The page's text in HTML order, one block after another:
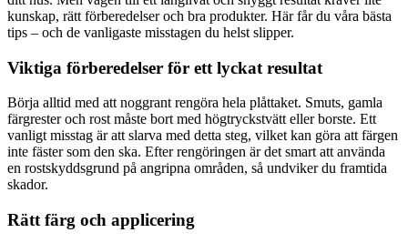
kunskap, rätt förberedelser och bra produkter. Här får du våra bästa
tips – och de vanligaste misstagen du helst slipper.
Viktiga förberedelser för ett lyckat resultat
Börja alltid med att noggrant rengöra hela plåttaket. Smuts, gamla
färgrester och rost måste bort med högtryckstvätt eller borste. Ett
vanligt misstag är att slarva med detta steg, vilket kan göra att färgen
inte fäster som den ska. Efter rengöringen är det smart att använda
en rostskyddsgrund på angripna områden, så undviker du framtida
skador.
Rätt färg och applicering